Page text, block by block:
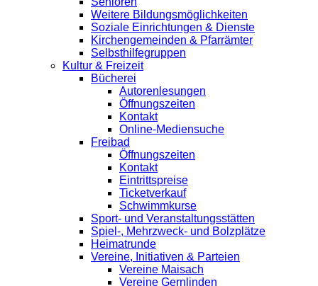
Weitere Bildungsmöglichkeiten
Soziale Einrichtungen & Dienste
Kirchengemeinden & Pfarrämter
Selbsthilfegruppen
Kultur & Freizeit
Bücherei
Autorenlesungen
Öffnungszeiten
Kontakt
Online-Mediensuche
Freibad
Öffnungszeiten
Kontakt
Eintrittspreise
Ticketverkauf
Schwimmkurse
Sport- und Veranstaltungsstätten
Spiel-, Mehrzweck- und Bolzplätze
Heimatrunde
Vereine, Initiativen & Parteien
Vereine Maisach
Vereine Gernlinden